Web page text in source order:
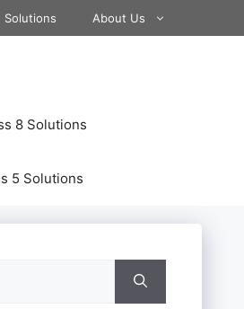
Solutions About Us
8 Solutions
5 Solutions